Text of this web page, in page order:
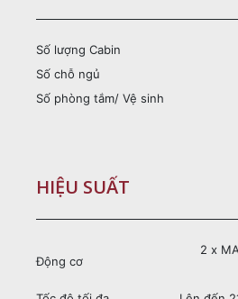
Số lượng Cabin
Số chỗ ngủ
Số phòng tắm/ Vệ sinh
HIỆU SUẤT
Động cơ
2 x